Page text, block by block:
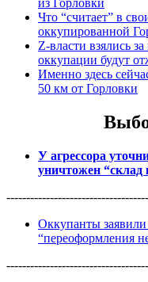
из Горловки
Что “считает” в
оккупированной
Z-власти взялись
оккупации будут
Именно здесь
50 км от Горловки
У агрессора
уничтожен “склад
Оккупанты
“переоформления